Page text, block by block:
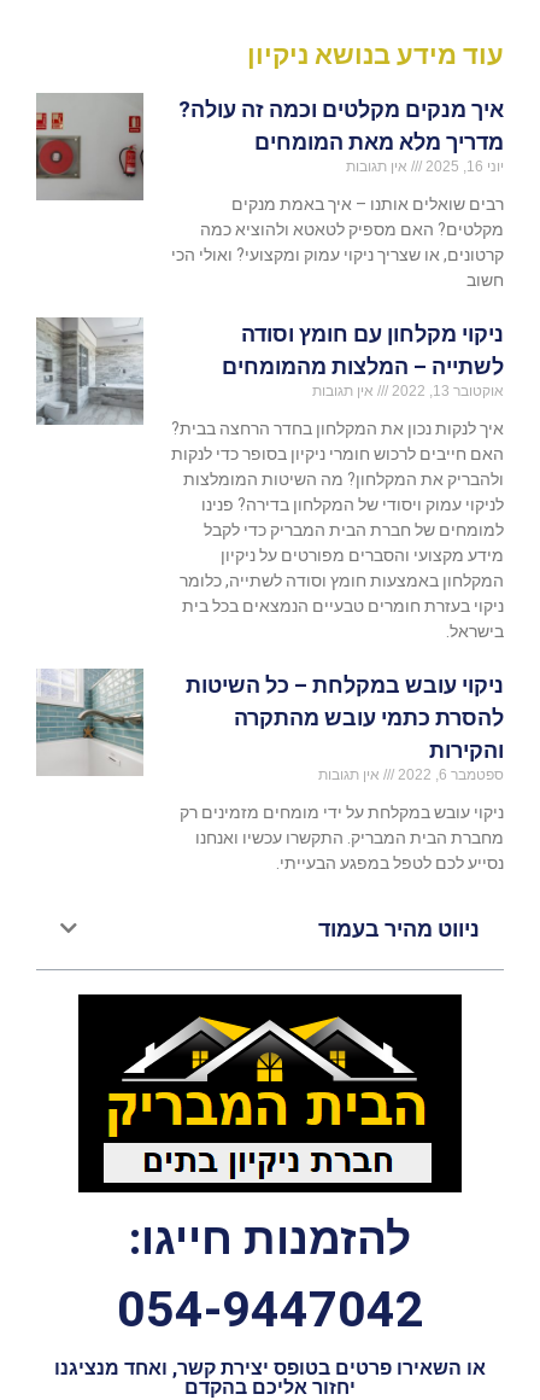
ניווט מהיר בעמוד
להזמנות חייגו:
054-9447042
או השאירו פרטים בטופס יצירת קשר, ואחד מנציגנו
יחזור אליכם בהקדם
עוד מידע בנושא ניקיון
איך מנקים מקלטים וכמה זה עולה?
מדריך מלא מאת המומחים
יוני 16, 2025 אין תגובות
רבים שואלים אותנו – איך באמת מנקים
מקלטים? האם מספיק לטאטא ולהוציא כמה
קרטונים, או שצריך ניקוי עמוק ומקצועי? ואולי הכי
חשוב
ניקוי מקלחון עם חומץ וסודה
לשתייה – המלצות מהמומחים
אוקטובר 13, 2022 אין תגובות
איך לנקות נכון את המקלחון בחדר הרחצה בבית?
האם חייבים לרכוש חומרי ניקיון בסופר כדי לנקות
ולהבריק את המקלחון? מה השיטות המומלצות
לניקוי עמוק ויסודי של המקלחון בדירה? פנינו
למומחים של חברת הבית המבריק כדי לקבל
מידע מקצועי והסברים מפורטים על ניקיון
המקלחון באמצעות חומץ וסודה לשתייה, כלומר
ניקוי בעזרת חומרים טבעיים הנמצאים בכל בית
בישראל.
ניקוי עובש במקלחת – כל השיטות
להסרת כתמי עובש מהתקרה
והקירות
ספטמבר 6, 2022 אין תגובות
ניקוי עובש במקלחת על ידי מומחים מזמינים רק
מחברת הבית המבריק. התקשרו עכשיו ואנחנו
נסייע לכם לטפל במפגע הבעייתי.